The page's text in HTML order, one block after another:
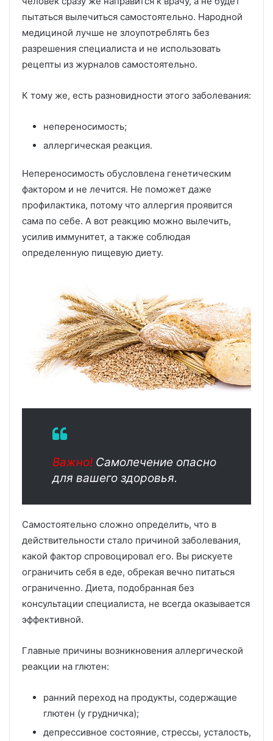
пытаться вылечиться самостоятельно. Народной
медициной лучше не злоупотреблять без
разрешения специалиста и не использовать
рецепты из журналов самостоятельно.
К тому же, есть разновидности этого заболевания:
непереносимость;
аллергическая реакция.
Непереносимость обусловлена генетическим
фактором и не лечится. Не поможет даже
профилактика, потому что аллергия проявится
сама по себе. А вот реакцию можно вылечить,
усилив иммунитет, а также соблюдая
определенную пищевую диету.
Важно! Самолечение опасно
для вашего здоровья.
Самостоятельно сложно определить, что в
действительности стало причиной заболевания,
какой фактор спровоцировал его. Вы рискуете
ограничить себя в еде, обрекая вечно питаться
ограниченно. Диета, подобранная без
консультации специалиста, не всегда оказывается
эффективной.
Главные причины возникновения аллергической
реакции на глютен:
ранний переход на продукты, содержащие
глютен (у грудничка);
депрессивное состояние, стрессы, усталость,